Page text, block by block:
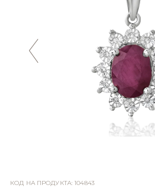
КОД НА ПРОДУКТА:104843